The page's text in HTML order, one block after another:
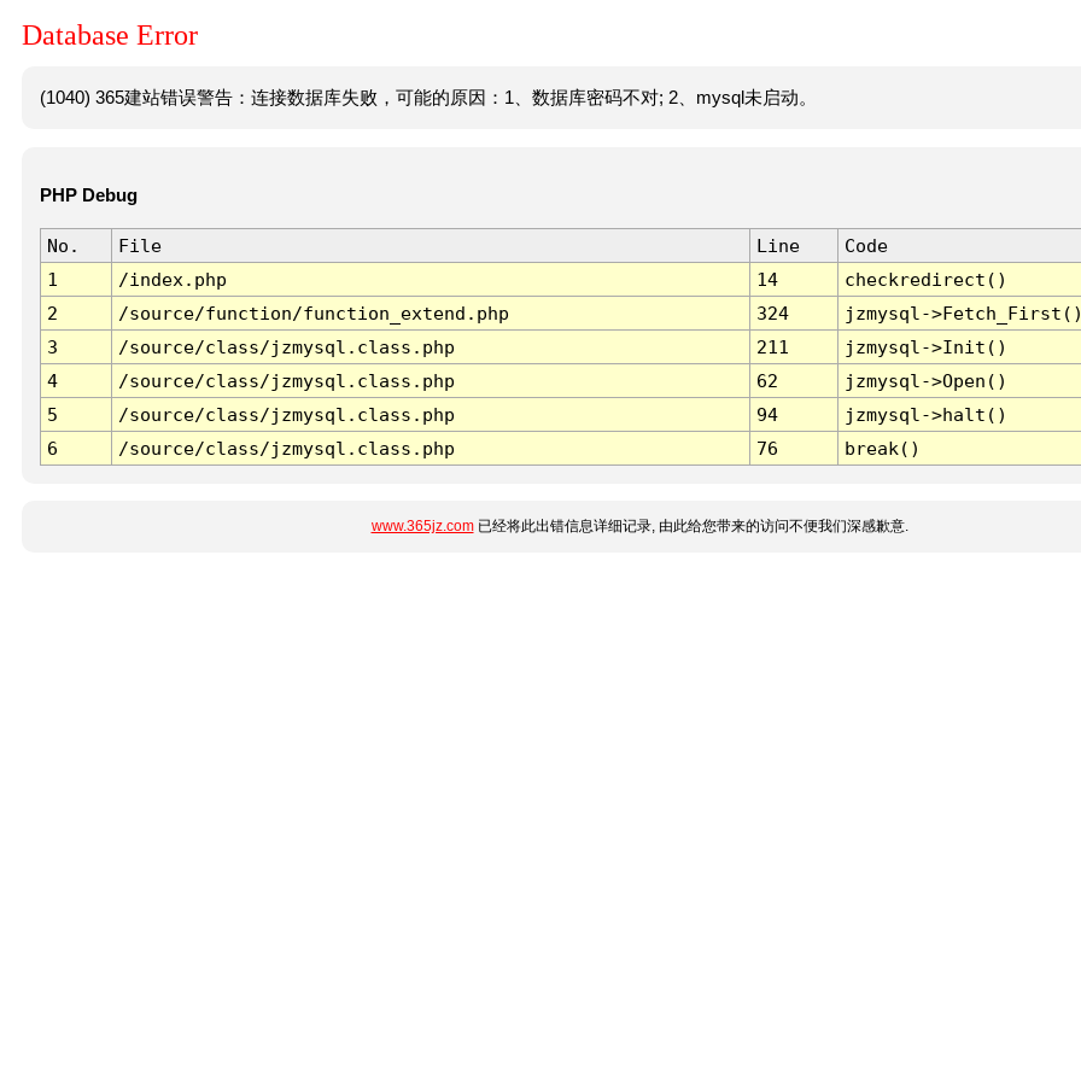
Database Error
(1040) 365建站错误警告：连接数据库失败，可能的原因：1、数据库密码不对; 2、mysql未启动。
PHP Debug
No. File Line
Code
1
/index.php 14
checkredirect()
2
/source/function/function_extend.php 324
jzmysql-
3
/source/class/jzmysql.class.php 211
jzmysql->Init()
4
/source/class/jzmysql.class.php 62
jzmysql->Open()
5
/source/class/jzmysql.class.php 94
jzmysql->halt()
6
/source/class/jzmysql.class.php 76 break()
www.365jz.com已经将此出错信息详细记录, 由此给您带来的访问不便我们深感歉意.